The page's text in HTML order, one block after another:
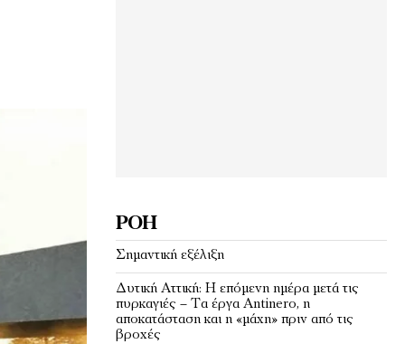
ΡΟΉ
Σημαντική εξέλιξη
Δυτική Αττική: Η επόμενη ημέρα μετά τις
πυρκαγιές – Τα έργα Antinero, η
αποκατάσταση και η «μάχη» πριν από τις
βροχές